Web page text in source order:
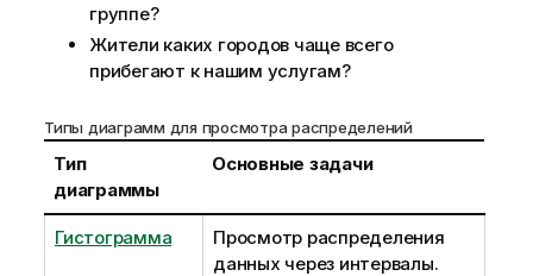
группе?
Жители каких городов чаще всего
прибегают к нашим услугам?
Типы диаграмм для просмотра распределений
Тип
диаграммы
Основные задачи
Гистограмма
Просмотр распределения
данных через интервалы.